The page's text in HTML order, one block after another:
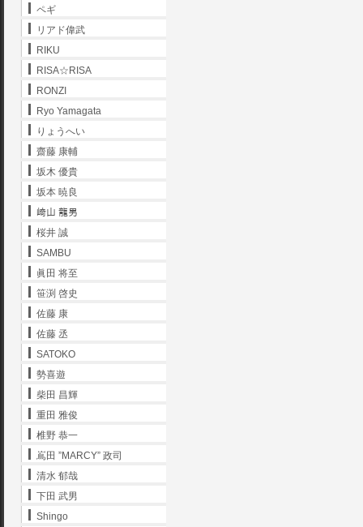
ペギ
リアド偉武
RIKU
RISA☆RISA
RONZI
Ryo Yamagata
りょうへい
齋藤 康輔
坂木 優貴
坂本 暁良
﨑山 龍男
桜井 誠
SAMBU
眞田 将至
笹渕 啓史
佐藤 康
佐藤 丞
SATOKO
勢喜遊
柴田 昌輝
重田 雅俊
椎野 恭一
嶌田 ”MARCY” 政司
清水 郁哉
下田 武男
Shingo